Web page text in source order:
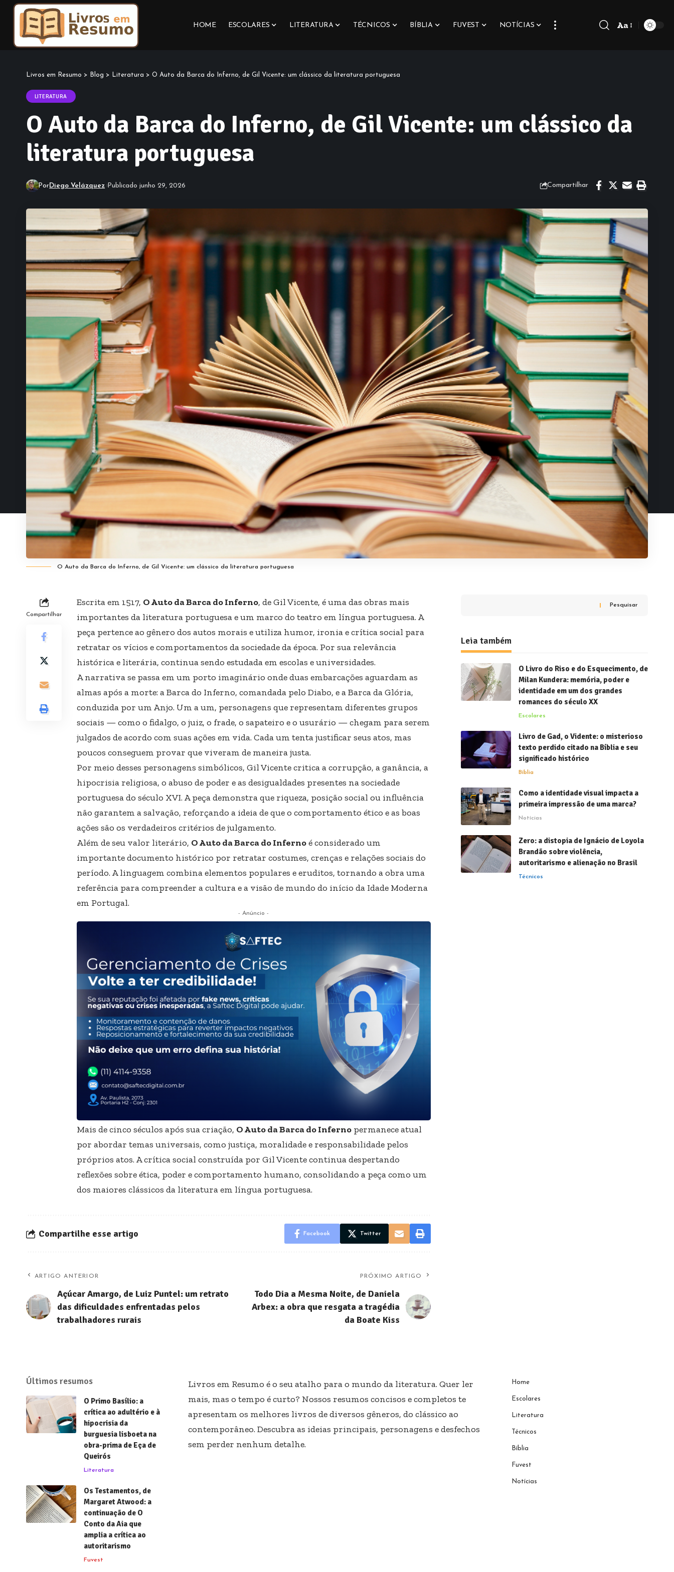
HOME ESCOLARES LITERATURA TÉCNICOS BÍBLIA FUVEST NOTÍCIAS
Font
Aa
Livros em Resumo > Blog > Literatura > O Auto da Barca do Inferno, de Gil Vicente: um clássico da literatura portuguesa
LITERATURA
O Auto da Barca do Inferno, de Gil Vicente: um clássico da
literatura portuguesa
PorDiego Velázquez Publicado junho 29, 2026 Compartilhar
O Auto da Barca do Inferno, de Gil Vicente: um clássico da literatura portuguesa
Compartilhar
Escrita em 1517, O Auto da Barca do Inferno, de Gil Vicente, é uma das obras mais
importantes da literatura portuguesa e um marco do teatro em língua portuguesa. A
peça pertence ao gênero dos autos morais e utiliza humor, ironia e crítica social para
retratar os vícios e comportamentos da sociedade da época. Por sua relevância
histórica e literária, continua sendo estudada em escolas e universidades.
A narrativa se passa em um porto imaginário onde duas embarcações aguardam as
almas após a morte: a Barca do Inferno, comandada pelo Diabo, e a Barca da Glória,
conduzida por um Anjo. Um a um, personagens que representam diferentes grupos
sociais — como o fidalgo, o juiz, o frade, o sapateiro e o usurário — chegam para serem
julgados de acordo com suas ações em vida. Cada um tenta justificar seus atos, mas
poucos conseguem provar que viveram de maneira justa.
Por meio desses personagens simbólicos, Gil Vicente critica a corrupção, a ganância, a
hipocrisia religiosa, o abuso de poder e as desigualdades presentes na sociedade
portuguesa do século XVI. A peça demonstra que riqueza, posição social ou influência
não garantem a salvação, reforçando a ideia de que o comportamento ético e as boas
ações são os verdadeiros critérios de julgamento.
Além de seu valor literário, O Auto da Barca do Infernoé considerado um
importante documento histórico por retratar costumes, crenças e relações sociais do
período. A linguagem combina elementos populares e eruditos, tornando a obra uma
referência para compreender a cultura e a visão de mundo do início da Idade Moderna
em Portugal.
- Anúncio -
Mais de cinco séculos após sua criação, O Auto da Barca do Inferno permanece atual
por abordar temas universais, como justiça, moralidade e responsabilidade pelos
próprios atos. A crítica social construída por Gil Vicente continua despertando
reflexões sobre ética, poder e comportamento humano, consolidando a peça como um
dos maiores clássicos da literatura em língua portuguesa.
Compartilhe esse artigo Facebook Twitter
ARTIGO ANTERIOR
Açúcar Amargo, de Luiz Puntel: um retrato
das dificuldades enfrentadas pelos
trabalhadores rurais
PRÓXIMO ARTIGO
Todo Dia a Mesma Noite, de Daniela
Arbex: a obra que resgata a tragédia
da Boate Kiss
Pesquisar
Leia também
O Livro do Riso e do Esquecimento, de
Milan Kundera: memória, poder e
identidade em um dos grandes
romances do século XX
Escolares
Livro de Gad, o Vidente: o misterioso
texto perdido citado na Bíblia e seu
significado histórico
Bíblia
Como a identidade visual impacta a
primeira impressão de uma marca?
Notícias
Zero: a distopia de Ignácio de Loyola
Brandão sobre violência,
autoritarismo e alienação no Brasil
Técnicos
Últimos resumos
O Primo Basílio: a
crítica ao adultério e à
hipocrisia da
burguesia lisboeta na
obra-prima de Eça de
Queirós
Literatura
Os Testamentos, de
Margaret Atwood: a
continuação de O
Conto da Aia que
amplia a crítica ao
autoritarismo
Fuvest
Livros em Resumo é o seu atalho para o mundo da literatura. Quer ler
mais, mas o tempo é curto? Nossos resumos concisos e completos te
apresentam os melhores livros de diversos gêneros, do clássico ao
contemporâneo. Descubra as ideias principais, personagens e desfechos
sem perder nenhum detalhe.
Home
Escolares
Literatura
Técnicos
Bíblia
Fuvest
Notícias